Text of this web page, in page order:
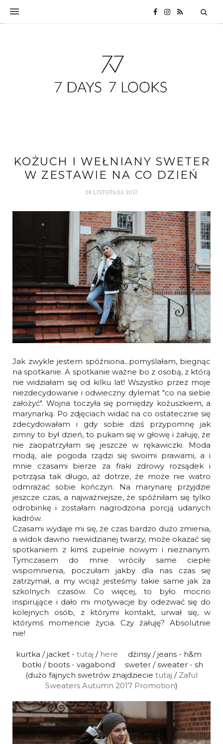
KOŻUCH I WEŁNIANY SWETER
W ZESTAWIE NA CO DZIEŃ
28 LISTOPADA 2017
Jak zwykle jestem spóźniona...pomyślałam, biegnąc
na spotkanie. A spotkanie ważne bo z osobą, z którą
nie widziałam się od kilku lat! Wszystko przez moje
niezdecydowanie i odwieczny dylemat "co na siebie
założyć". Wojna toczyła się pomiędzy kożuszkiem, a
marynarką. Po zdjęciach widać na co ostatecznie się
zdecydowałam i gdy sobie dziś przypomnę jak
zimny to był dzień, to pukam się w głowę i żałuję, że
nie zaopatrzyłam się jeszcze w rękawiczki. Moda
modą, ale pogoda rządzi się swoimi prawami, a i
mnie czasami bierze za fraki zdrowy rozsądek i
potrząsa tak długo, aż dotrze, że może nie watro
odmrażać sobie kończyn. Na marynarę przyjdzie
jeszcze czas, a najważniejsze, że spóźniłam się tylko
odrobinkę i zostałam nagrodzona porcją udanych
kadrów.
Czasami wydaje mi się, że czas bardzo dużo zmienia,
a widok dawno niewidzianej twarzy, może okazać się
spotkaniem z kimś zupełnie nowym i nieznanym.
Tymczasem do mnie wróciły same ciepłe
wspomnienia, poczułam jakby dla nas czas się
zatrzymał, a my wciąż jesteśmy takie same jak za
szkolnych czasów. Co więcej, to było mocno
inspirujące i dało mi motywacje by odezwać się do
kolejnych osób, z którymi kontakt, urwał się, w
którymś momencie życia. Czy żałuję? Absolutnie
nie!
kurtka / jacket - tutaj / here dżinsy / jeans - h&m
botki / boots - vagabond sweter / sweater - sh
(dużo fajnych swetrów znajdziecie tutaj / Zaful
Sweaters Autumn 2017 Promotion)